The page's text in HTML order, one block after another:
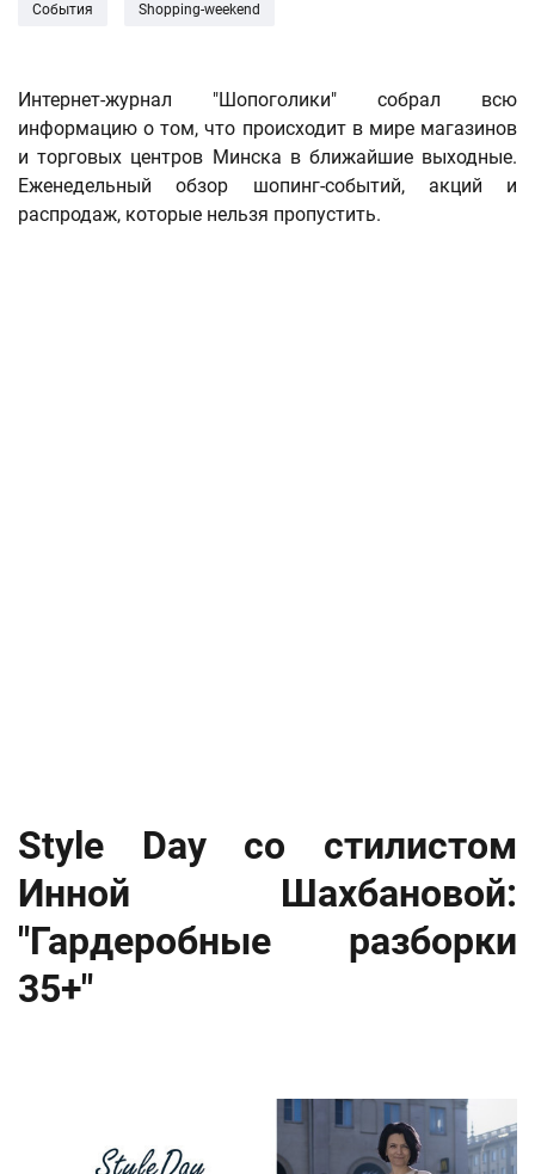
События Shopping-weekend
Интернет-журнал "Шопоголики" собрал всю
информацию о том, что происходит в мире магазинов
и торговых центров Минска в ближайшие выходные.
Еженедельный обзор шопинг-событий, акций и
распродаж, которые нельзя пропустить.
Style Day со стилистом
Инной Шахбановой:
"Гардеробные разборки
35+"